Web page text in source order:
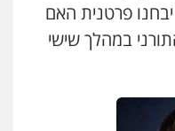
פרטנית האם
במהלך שישי
חמורה פלילי
עורכי דין